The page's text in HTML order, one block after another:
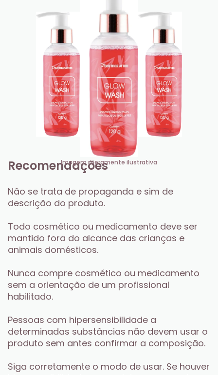
Imagem meramente ilustrativa
Recomendações
Não se trata de propaganda e sim de
descrição do produto.
Todo cosmético ou medicamento deve ser
mantido fora do alcance das crianças e
animais domésticos.
Nunca compre cosmético ou medicamento
sem a orientação de um profissional
habilitado.
Pessoas com hipersensibilidade a
determinadas substâncias não devem usar o
produto sem antes confirmar a composição.
Siga corretamente o modo de usar. Se houver